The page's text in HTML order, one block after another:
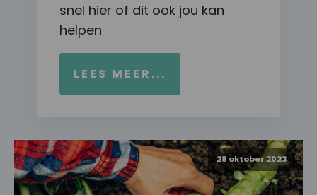
snel hier of dit ook jou kan
helpen
LEES MEER...
28 oktober 2023